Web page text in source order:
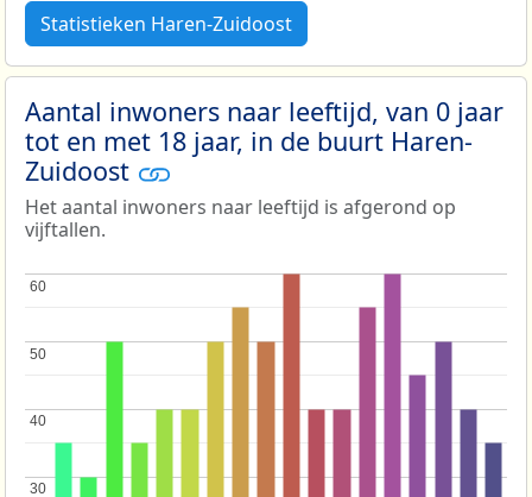
Statistieken Haren-Zuidoost
Aantal inwoners naar leeftijd, van 0 jaar
tot en met 18 jaar, in de buurt Haren-
Zuidoost
Het aantal inwoners naar leeftijd is afgerond op
vijftallen.
30
30
40
40
50
50
60
60